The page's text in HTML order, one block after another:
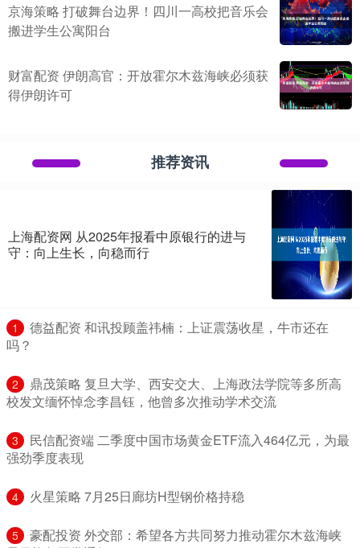
京海策略 打破舞台边界！四川一高校把音乐会
搬进学生公寓阳台
财富配资 伊朗高官：开放霍尔木兹海峡必须获
得伊朗许可
推荐资讯
上海配资网 从2025年报看中原银行的进与
守：向上生长，向稳而行
1
​德益配资 和讯投顾盖祎楠：上证震荡收星，牛市还在
吗？
2
​鼎茂策略 复旦大学、西安交大、上海政法学院等多所高
校发文缅怀悼念李昌钰，他曾多次推动学术交流
3
​民信配资端 二季度中国市场黄金ETF流入464亿元，为最
强劲季度表现
4 ​火星策略 7月25日廊坊H型钢价格持稳
5
​豪配投资 外交部：希望各方共同努力推动霍尔木兹海峡